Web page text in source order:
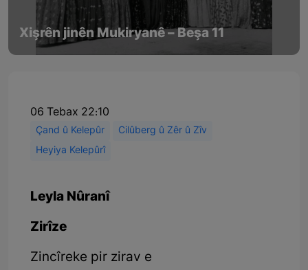
Xişrên jinên Mukiryanê – Beşa 11
06 Tebax 22:10
Çand û Kelepûr
Cilûberg û Zêr û Zîv
Heyiya Kelepûrî
Leyla Nûranî
Zirîze
Zincîreke pir zirav e